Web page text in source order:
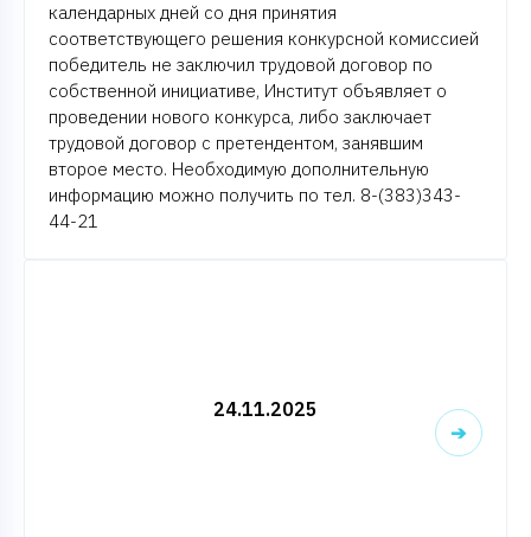
календарных дней со дня принятия
соответствующего решения конкурсной комиссией
победитель не заключил трудовой договор по
собственной инициативе, Институт объявляет о
проведении нового конкурса, либо заключает
трудовой договор с претендентом, занявшим
второе место. Необходимую дополнительную
информацию можно получить по тел. 8-(383)343-
44-21
24.11.2025
➔